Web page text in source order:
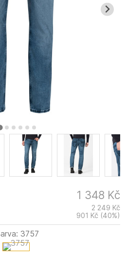
1 348 Kč
2 249 Kč
901 Kč (40%)
3757